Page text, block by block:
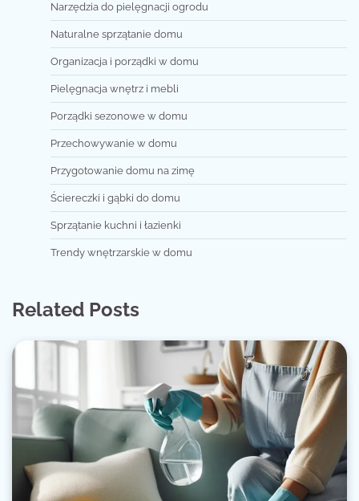
Narzędzia do pielęgnacji ogrodu
Naturalne sprzątanie domu
Organizacja i porządki w domu
Pielęgnacja wnętrz i mebli
Porządki sezonowe w domu
Przechowywanie w domu
Przygotowanie domu na zimę
Ściereczki i gąbki do domu
Sprzątanie kuchni i łazienki
Trendy wnętrzarskie w domu
Related Posts